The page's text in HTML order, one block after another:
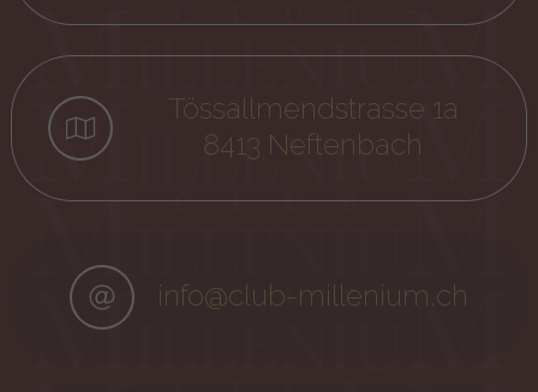
Tössallmendstrasse 1a
8413 Neftenbach
info@club-millenium.ch